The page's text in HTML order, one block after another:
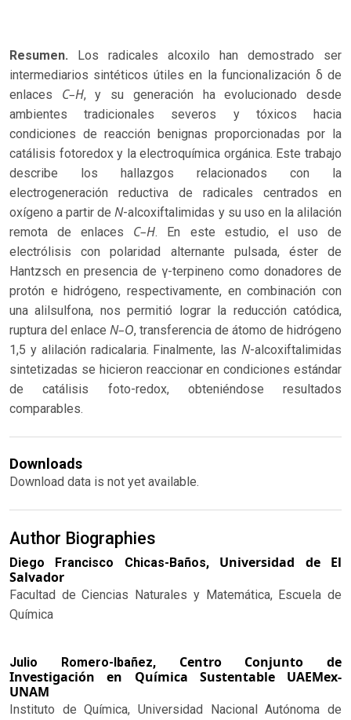
Resumen. Los radicales alcoxilo han demostrado ser
intermediarios sintéticos útiles en la funcionalización δ de
enlaces C–H, y su generación ha evolucionado desde
ambientes tradicionales severos y tóxicos hacia
condiciones de reacción benignas proporcionadas por la
catálisis fotoredox y la electroquímica orgánica. Este trabajo
describe los hallazgos relacionados con la
electrogeneración reductiva de radicales centrados en
oxígeno a partir deN-alcoxiftalimidas y su uso en la alilación
remota de enlaces C–H. En este estudio, el uso de
electrólisis con polaridad alternante pulsada, éster de
Hantzsch en presencia de γ-terpineno como donadores de
protón e hidrógeno, respectivamente, en combinación con
una alilsulfona, nos permitió lograr la reducción catódica,
ruptura del enlace N–O, transferencia de átomo de hidrógeno
1,5 y alilación radicalaria. Finalmente, las N-alcoxiftalimidas
sintetizadas se hicieron reaccionar en condiciones estándar
de catálisis foto-redox, obteniéndose resultados
comparables.
Downloads
Download data is not yet available.
Author Biographies
Diego Francisco Chicas-Baños, Universidad de El
Salvador
Facultad de Ciencias Naturales y Matemática, Escuela de
Química
Julio Romero-Ibañez, Centro Conjunto de
Investigación en Química Sustentable UAEMex-
UNAM
Instituto de Química, Universidad Nacional Autónoma de